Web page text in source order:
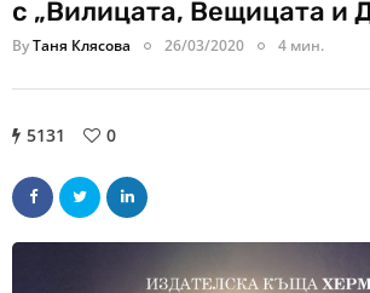
с „Вилицата, Вещицата и
ByТаня Клясова 26/03/2020 4 мин.
5131 0